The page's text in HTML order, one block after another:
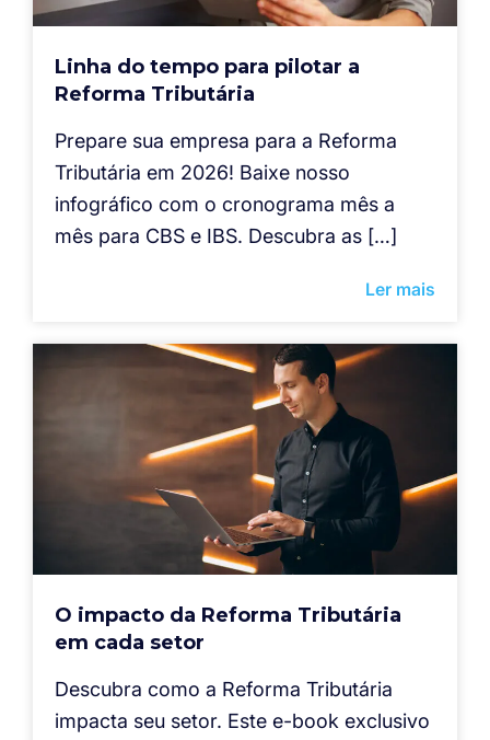
Linha do tempo para pilotar a
Reforma Tributária
Prepare sua empresa para a Reforma
Tributária em 2026! Baixe nosso
infográfico com o cronograma mês a
mês para CBS e IBS. Descubra as […]
Ler mais
O impacto da Reforma Tributária
em cada setor
Descubra como a Reforma Tributária
impacta seu setor. Este e-book exclusivo